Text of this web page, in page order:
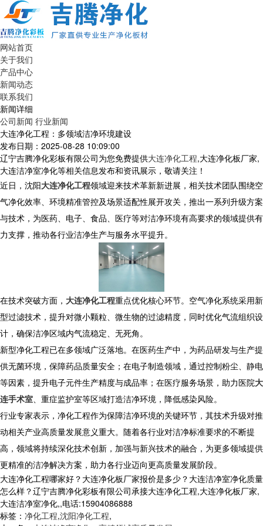
网站首页
关于我们
产品中心
新闻动态
联系我们
新闻详细
公司新闻 行业新闻
大连净化工程：多领域洁净环境建设
发布日期：2025-08-28 10:09:00
辽宁吉腾净化彩板有限公司为您免费提供大连净化工程,大连净化板厂家,
大连洁净室净化等相关信息发布和资讯展示，敬请关注！
近日，沈阳大连净化工程领域迎来技术革新新进展，相关技术团队围绕空
气净化效率、环境精准管控及场景适配性展开攻关，推出一系列升级方案
与技术，为医药、电子、食品、医疗等对洁净环境有高要求的领域提供有
力支撑，推动各行业洁净生产与服务水平提升。
在技术突破方面， 大连净化工程重点优化核心环节。空气净化系统采用新
型过滤技术，提升对微小颗粒、微生物的过滤精度，同时优化气流组织设
计，确保洁净区域内气流稳定、无死角。
​ 新型净化工程已在多领域广泛落地。在医药生产中，为药品研发与生产提
供无菌环境，保障药品质量安全；在电子制造领域，通过控制粉尘、静电
等因素，提升电子元件生产精度与成品率；在医疗服务场景，助力医院大
连手术室 、重症监护室等区域打造洁净环境，降低感染风险。​
行业专家表示，净化工程作为保障洁净环境的关键环节，其技术升级对推
动相关产业高质量发展意义重大。随着各行业对洁净标准要求的不断提
高，领域将持续深化技术创新，加强与新兴技术的融合，为更多领域提供
更精准的洁净解决方案，助力各行业迈向更高质量发展阶段。
大连净化工程哪家好？大连净化板厂家报价是多少？大连洁净室净化质量
怎么样？辽宁吉腾净化彩板有限公司承接大连净化工程,大连净化板厂家,
大连洁净室净化,,电话:15904086888
标签： 净化工程,沈阳净化工程,